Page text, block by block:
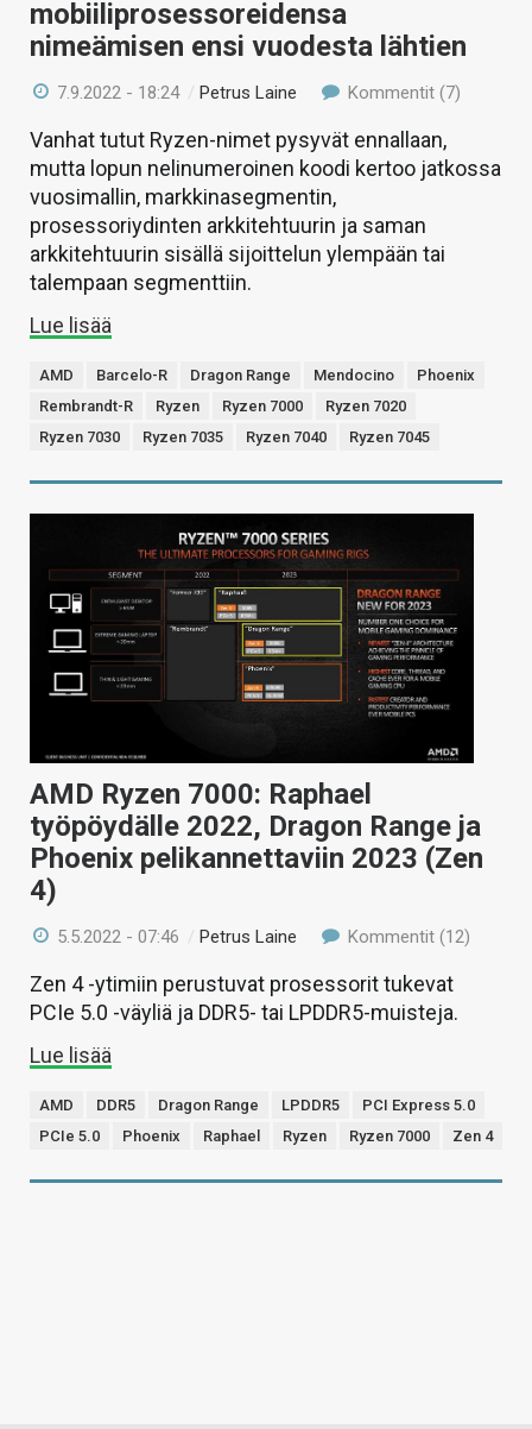
mobiiliprosessoreidensa
nimeämisen ensi vuodesta lähtien
7.9.2022 - 18:24 /Petrus Laine Kommentit (7)
Vanhat tutut Ryzen-nimet pysyvät ennallaan,
mutta lopun nelinumeroinen koodi kertoo jatkossa
vuosimallin, markkinasegmentin,
prosessoriydinten arkkitehtuurin ja saman
arkkitehtuurin sisällä sijoittelun ylempään tai
talempaan segmenttiin.
Lue lisää
AMD Barcelo-R Dragon Range Mendocino
Phoenix
Rembrandt-R
Ryzen Ryzen 7000
Ryzen 7020
Ryzen 7030
Ryzen 7035 Ryzen 7040 Ryzen 7045
AMD Ryzen 7000: Raphael
työpöydälle 2022, Dragon Range ja
Phoenix pelikannettaviin 2023 (Zen
4)
5.5.2022 - 07:46 /Petrus Laine Kommentit (12)
Zen 4 -ytimiin perustuvat prosessorit tukevat
PCIe 5.0 -väyliä ja DDR5- tai LPDDR5-muisteja.
Lue lisää
AMD DDR5 Dragon Range LPDDR5
PCI Express 5.0
PCIe 5.0
Phoenix Raphael Ryzen Ryzen 7000 Zen 4